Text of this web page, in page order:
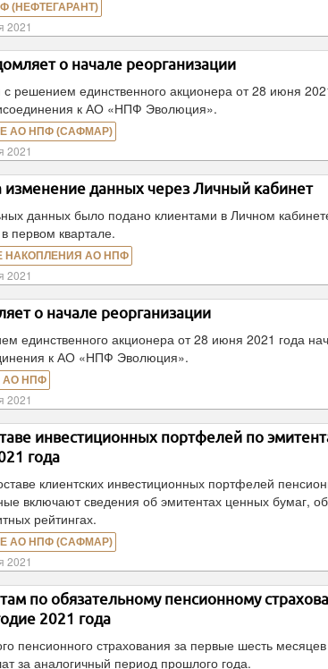
(НЕФТЕГАРАНТ)
2021
о начале реорганизации
единственного акционера от 28 июня
к АО «НПФ Эволюция».
АО НПФ (САФМАР)
2021
изменение данных через Личный кабинет
данных было подано клиентами в Личном
первом квартале.
НАКОПЛЕНИЯ АО НПФ
2021
о начале реорганизации
акционера от 28 июня 2021 года
к АО «НПФ Эволюция».
АО НПФ
2021
инвестиционных портфелей по
года
клиентских инвестиционных портфелей
включают сведения об эмитентах ценных бумаг,
рейтингах.
АО НПФ (САФМАР)
2021
по обязательному пенсионному
2021 года
пенсионного страхования за первые шесть месяцев
за аналогичный период прошлого года.